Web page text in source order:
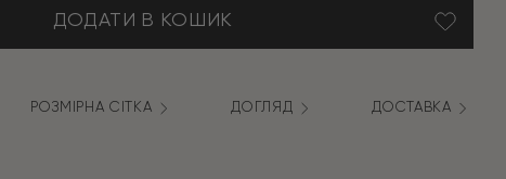
ДОДАТИ В КОШИК
РОЗМІРНА СІТКА ДОГЛЯД ДОСТАВКА